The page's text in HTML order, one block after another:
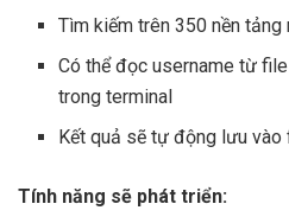
Tìm kiếm trên 350 nền tảng
Có thể đọc username từ
trong terminal
Kết quả sẽ tự động lưu vào
Tính năng sẽ phát triển: